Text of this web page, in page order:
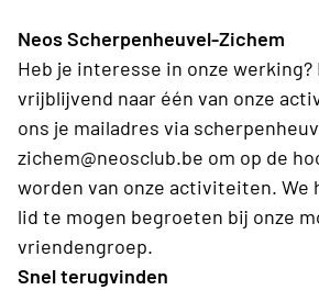
Neos Scherpenheuvel-Zichem
Heb je interesse in onze werking?
vrijblijvend naar één van onze
ons je mailadres via
zichem@neosclub.be om op de
worden van onze activiteiten. We
lid te mogen begroeten bij onze
vriendengroep.
Snel terugvinden